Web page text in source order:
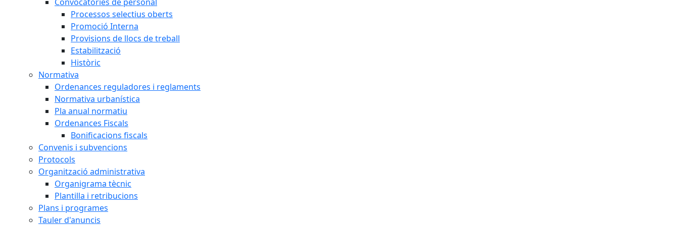
Processos selectius oberts
Promoció Interna
Provisions de llocs de treball
Estabilització
Històric
Normativa
Ordenances reguladores i reglaments
Normativa urbanística
Pla anual normatiu
Ordenances Fiscals
Bonificacions fiscals
Convenis i subvencions
Protocols
Organització administrativa
Organigrama tècnic
Plantilla i retribucions
Plans i programes
Tauler d'anuncis